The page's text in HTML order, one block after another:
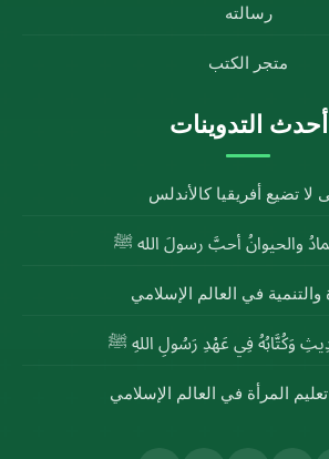
رسالته
متجر الكتب
أحدث التدوينات
لا تضيع أفريقيا كالأندلس
والحيوانُ أحبَّ رسولَ الله ﷺ
والتنمية في العالم الإسلامي
وَكُتَّابُهُ فِي عَهْدِ رَسُولِ اللهِ ﷺ
المرأة في العالم الإسلامي